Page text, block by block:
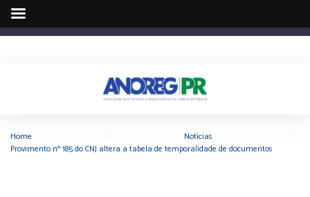
Home Notícias
Provimento nº 185 do CNJ altera a tabela de temporalidade de documentos